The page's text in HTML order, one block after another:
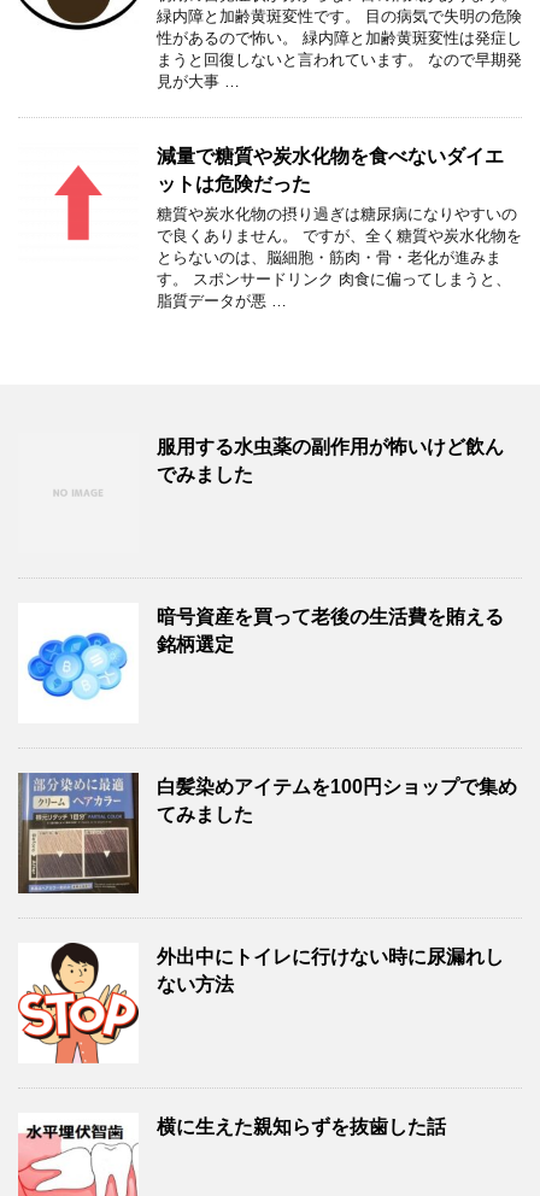
緑内障と加齢黄斑変性です。 目の病気で失明の危険
性があるので怖い。 緑内障と加齢黄斑変性は発症し
まうと回復しないと言われています。 なので早期発
見が大事 …
減量で糖質や炭水化物を食べないダイエ
ットは危険だった
糖質や炭水化物の摂り過ぎは糖尿病になりやすいの
で良くありません。 ですが、全く糖質や炭水化物を
とらないのは、脳細胞・筋肉・骨・老化が進みま
す。 スポンサードリンク 肉食に偏ってしまうと、
脂質データが悪 …
服用する水虫薬の副作用が怖いけど飲ん
でみました
暗号資産を買って老後の生活費を賄える
銘柄選定
白髪染めアイテムを100円ショップで集め
てみました
外出中にトイレに行けない時に尿漏れし
ない方法
横に生えた親知らずを抜歯した話